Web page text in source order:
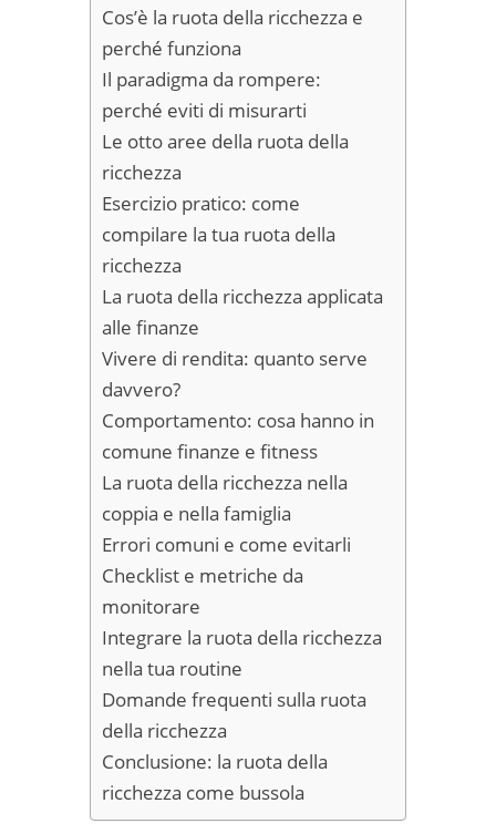
Cos’è la ruota della ricchezza e
perché funziona
Il paradigma da rompere:
perché eviti di misurarti
Le otto aree della ruota della
ricchezza
Esercizio pratico: come
compilare la tua ruota della
ricchezza
La ruota della ricchezza applicata
alle finanze
Vivere di rendita: quanto serve
davvero?
Comportamento: cosa hanno in
comune finanze e fitness
La ruota della ricchezza nella
coppia e nella famiglia
Errori comuni e come evitarli
Checklist e metriche da
monitorare
Integrare la ruota della ricchezza
nella tua routine
Domande frequenti sulla ruota
della ricchezza
Conclusione: la ruota della
ricchezza come bussola